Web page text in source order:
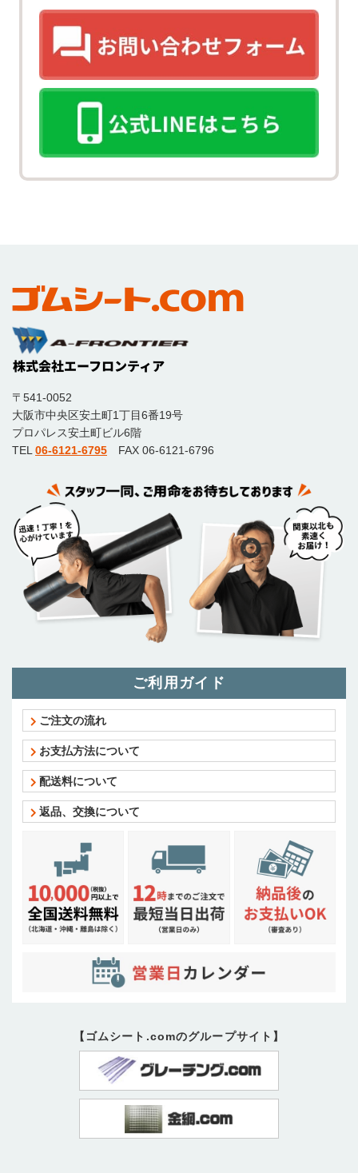
〒541-0052
大阪市中央区安土町1丁目6番19号
プロパレス安土町ビル6階
TEL 06-6121-6795 FAX 06-6121-6796
ご利用ガイド
ご注文の流れ
お支払方法について
配送料について
返品、交換について
【ゴムシート.comのグループサイト】